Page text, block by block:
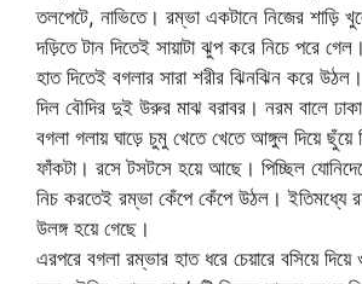
তলপেটে, নাভিতে। রম্ভা একটানে নিজের শাড়ি
দড়িতে টান দিতেই সায়াটা ঝুপ করে নিচে পরে
হাত দিতেই বগলার সারা শরীর ঝিনঝিন করে
দিল বৌদির দুই উরুর মাঝ বরাবর। নরম বালে
বগলা গলায় ঘাড়ে চুমু খেতে খেতে আঙ্গুল দিয়ে ছুঁয়ে
ফাঁকটা। রসে টসটসে হয়ে আছে। পিচ্ছিল
নিচ করতেই রম্ভা কেঁপে কেঁপে উঠল। ইতিমধ্যে
উলঙ্গ হয়ে গেছে।
এরপরে বগলা রম্ভার হাত ধরে চেয়ারে বসিয়ে